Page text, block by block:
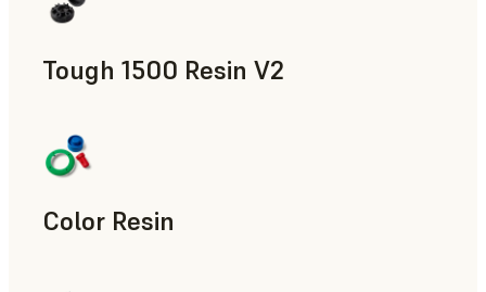
Tough 1500 Resin V2
Color Resin